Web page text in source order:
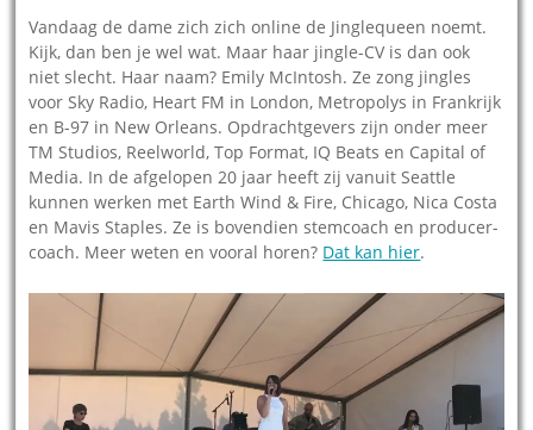
Vandaag de dame zich zich online de Jinglequeen noemt.
Kijk, dan ben je wel wat. Maar haar jingle-CV is dan ook
niet slecht. Haar naam? Emily McIntosh. Ze zong jingles
voor Sky Radio, Heart FM in London, Metropolys in Frankrijk
en B-97 in New Orleans. Opdrachtgevers zijn onder meer
TM Studios, Reelworld, Top Format, IQ Beats en Capital of
Media. In de afgelopen 20 jaar heeft zij vanuit Seattle
kunnen werken met Earth Wind & Fire, Chicago, Nica Costa
en Mavis Staples. Ze is bovendien stemcoach en producer-
coach. Meer weten en vooral horen? Dat kan hier.